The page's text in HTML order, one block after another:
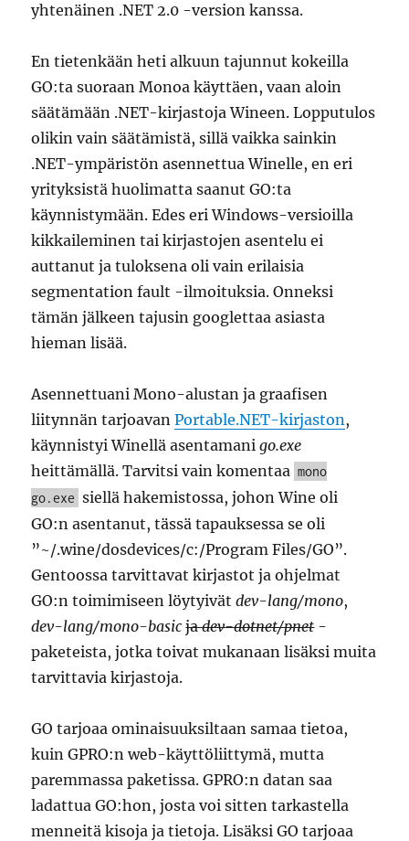
yhtenäinen .NET 2.0 -version kanssa.
En tietenkään heti alkuun tajunnut kokeilla
GO:ta suoraan Monoa käyttäen, vaan aloin
säätämään .NET-kirjastoja Wineen. Lopputulos
olikin vain säätämistä, sillä vaikka sainkin
.NET-ympäristön asennettua Winelle, en eri
yrityksistä huolimatta saanut GO:ta
käynnistymään. Edes eri Windows-versioilla
kikkaileminen tai kirjastojen asentelu ei
auttanut ja tuloksena oli vain erilaisia
segmentation fault -ilmoituksia. Onneksi
tämän jälkeen tajusin googlettaa asiasta
hieman lisää.
Asennettuani Mono-alustan ja graafisen
liitynnän tarjoavanPortable.NET-kirjaston,
käynnistyi Winellä asentamanigo.exe
heittämällä. Tarvitsi vain komentaa mono
go.exe siellä hakemistossa, johon Wine oli
GO:n asentanut, tässä tapauksessa se oli
”~/.wine/dosdevices/c:/Program Files/GO”.
Gentoossa tarvittavat kirjastot ja ohjelmat
GO:n toimimiseen löytyivätdev-lang/mono,
dev-lang/mono-basic jadev-dotnet/pnet-
paketeista, jotka toivat mukanaan lisäksi muita
tarvittavia kirjastoja.
GO tarjoaa ominaisuuksiltaan samaa tietoa,
kuin GPRO:n web-käyttöliittymä, mutta
paremmassa paketissa. GPRO:n datan saa
ladattua GO:hon, josta voi sitten tarkastella
menneitä kisoja ja tietoja. Lisäksi GO tarjoaa